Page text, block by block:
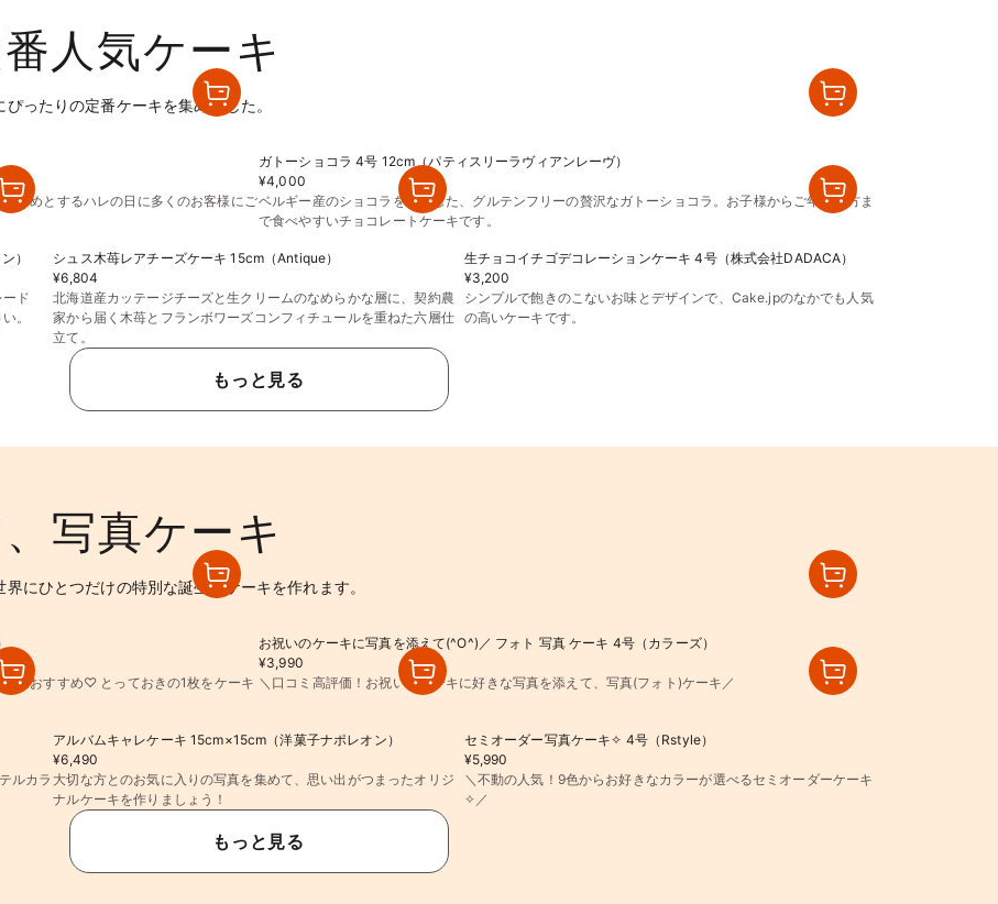
人気ケーキ
ったりの定番ケーキを集めました。
じめとするハレの日に多くのお客様にご
ガトーショコラ 4号 12cm（パティスリーラヴィアンレーヴ）
¥4,000
ベルギー産のショコラを使用した、グルテンフリーの贅沢なガトーショコラ。お子様からご年配の方ま
で食べやすいチョコレートケーキです。
）
ド
。
シュス木苺レアチーズケーキ 15cm（Antique）
¥6,804
北海道産カッテージチーズと生クリームのなめらかな層に、契約農
家から届く木苺とフランボワーズコンフィチュールを重ねた六層仕
立て。
生チョコイチゴデコレーションケーキ 4号（株式会社DADACA）
¥3,200
シンプルで飽きのこないお味とデザインで、Cake.jpのなかでも人気
の高いケーキです。
もっと見る
写真ケーキ
にひとつだけの特別な誕生日ケーキを作れます。
におすすめ♡ とっておきの1枚をケーキ
お祝いのケーキに写真を添えて(^O^)／ フォト 写真 ケーキ 4号（カラーズ）
¥3,990
＼口コミ高評価！お祝いのケーキに好きな写真を添えて、写真(フォト)ケーキ／
ルカラ
アルバムキャレケーキ 15cm×15cm（洋菓子ナポレオン）
¥6,490
大切な方とのお気に入りの写真を集めて、思い出がつまったオリジ
ナルケーキを作りましょう！
セミオーダー写真ケーキ✧ 4号（Rstyle）
¥5,990
＼不動の人気！9色からお好きなカラーが選べるセミオーダーケーキ
✧／
もっと見る